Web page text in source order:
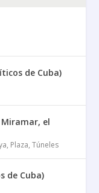
de Cuba)
el
, Plaza,Túneles
de Cuba)